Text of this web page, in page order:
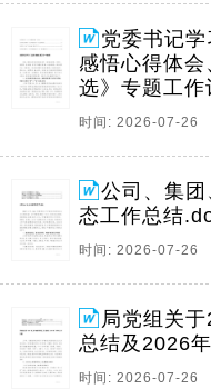
党委书记
感悟心得体
选》专题工
时间: 2026-07-26
公司、集
态工作总结
时间: 2026-07-26
局党组关
总结及2026
时间: 2026-07-26